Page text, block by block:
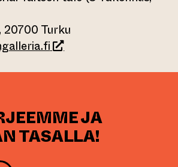
20700 Turku
(siirtyy toiseen
JA
TASALLA!